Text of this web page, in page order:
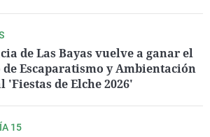
de Las Bayas vuelve a ganar el
de Escaparatismo y Ambientación
'Fiestas de Elche 2026'
15